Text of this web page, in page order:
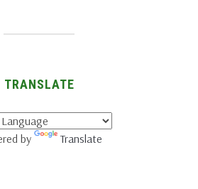
TRANSLATE
by Translate